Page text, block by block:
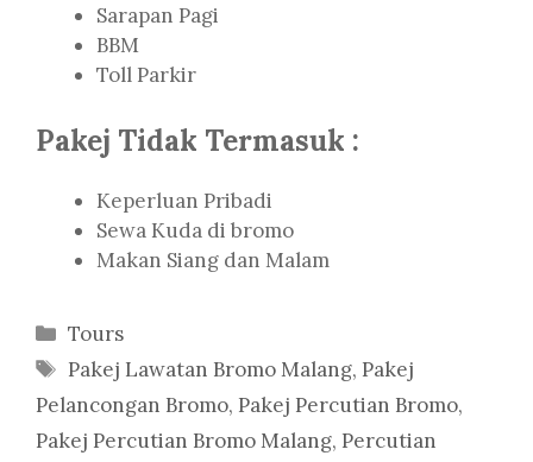
Sarapan Pagi
BBM
Toll Parkir
Pakej Tidak Termasuk :
Keperluan Pribadi
Sewa Kuda di bromo
Makan Siang dan Malam
Categories
Tours
Tags
Pakej Lawatan Bromo Malang, Pakej
Pelancongan Bromo, Pakej Percutian Bromo,
Pakej Percutian Bromo Malang, Percutian